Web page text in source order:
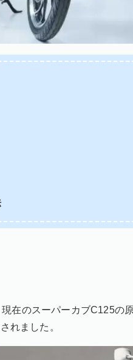
在のスーパーカブC125の
れました。